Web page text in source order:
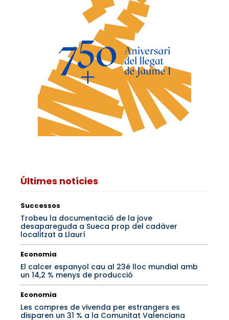
Últimes notícies
Successos
Trobeu la documentació de la jove
desapareguda a Sueca prop del cadàver
localitzat a Llaurí
Economia
El calcer espanyol cau al 23é lloc mundial amb
un 14,2 % menys de producció
Economia
Les compres de vivenda per estrangers es
disparen un 31 % a la Comunitat Valenciana